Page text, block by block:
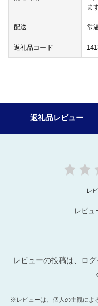
ま
配送 常
返礼品コード
返礼品レビュー
レ
レビュ
レビューの投稿は、ロ
※レビューは、個人の主観によ